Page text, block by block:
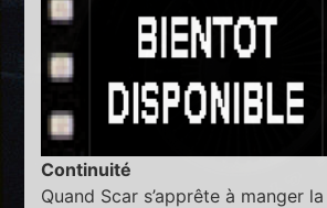
Continuité
Quand Scar s’apprête à manger